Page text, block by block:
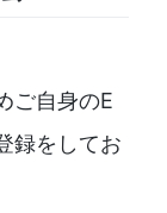
ご自身のE
録をしてお